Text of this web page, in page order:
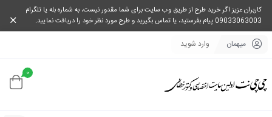
کاربران عزیز اگر خرید طرح از طریق وب سایت برای شما مقدور نیست، به شماره بله یا تلگرام
09033063003 پیام بفرستید، یا تماس بگیرید و طرح مورد نظر خود را دریافت نمایید.
میهمان وارد شوید
0